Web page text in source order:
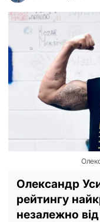
Олександр
рейтингу
незалежно від